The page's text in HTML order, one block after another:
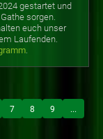
gestartet und
sorgen.
euch unser
Laufenden.
.
7 8 9 ...